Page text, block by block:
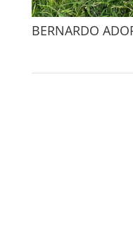
BERNARDO